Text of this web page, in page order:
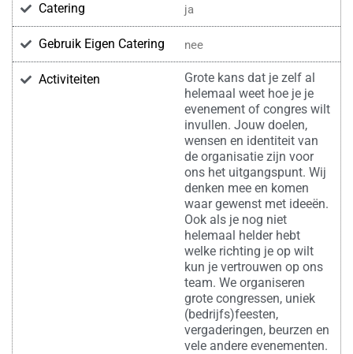
Catering ja
Gebruik Eigen Catering nee
Activiteiten
Grote kans dat je zelf al
helemaal weet hoe je je
evenement of congres wilt
invullen. Jouw doelen,
wensen en identiteit van
de organisatie zijn voor
ons het uitgangspunt. Wij
denken mee en komen
waar gewenst met ideeën.
Ook als je nog niet
helemaal helder hebt
welke richting je op wilt
kun je vertrouwen op ons
team. We organiseren
grote congressen, uniek
(bedrijfs)feesten,
vergaderingen, beurzen en
vele andere evenementen.